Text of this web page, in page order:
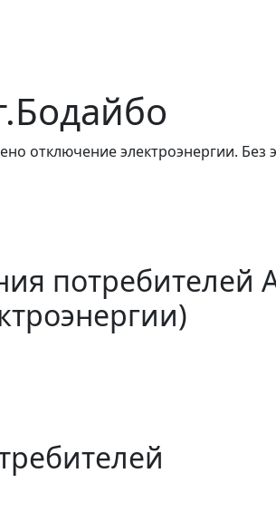
отключение электроэнергии. Без
потребителей